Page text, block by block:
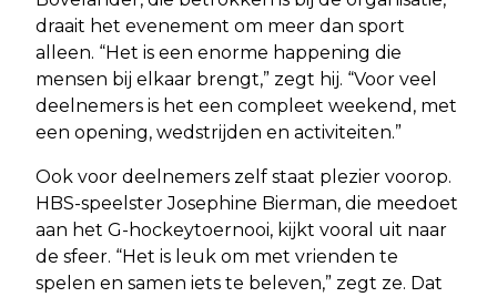
draait het evenement om meer dan sport
alleen. “Het is een enorme happening die
mensen bij elkaar brengt,” zegt hij. “Voor veel
deelnemers is het een compleet weekend, met
een opening, wedstrijden en activiteiten.”
Ook voor deelnemers zelf staat plezier voorop.
HBS-speelster Josephine Bierman, die meedoet
aan het G-hockeytoernooi, kijkt vooral uit naar
de sfeer. “Het is leuk om met vrienden te
spelen en samen iets te beleven,” zegt ze. Dat